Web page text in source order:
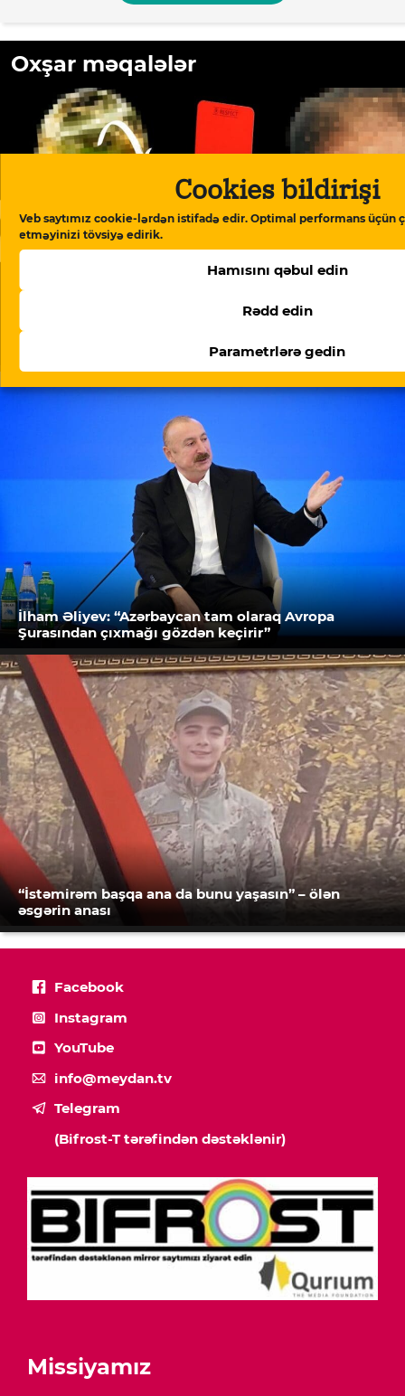
Cookies bildirişi
Veb saytımız cookie-lərdən istifadə edir. Optimal performans üçün
etməyinizi tövsiyə edirik.
Hamısını qəbul edin
Rədd edin
Parametrlərə gedin
Oxşar məqalələr
Dosye: FİFA Dünya Kuboku – Futbol yoxsa siyasət?
İlham Əliyev: “Azərbaycan tam olaraq Avropa
Şurasından çıxmağı gözdən keçirir”
“İstəmirəm başqa ana da bunu yaşasın” – ölən
əsgərin anası
Facebook
Instagram
YouTube
info@meydan.tv
Telegram
(Bifrost-T tərəfindən dəstəklənir)
Missiyamız